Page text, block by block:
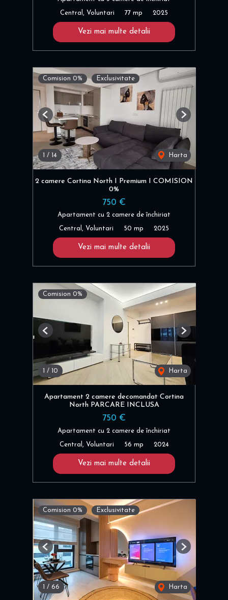
Central, Voluntari 77 mp 2025
Vezi mai multe detalii
Comision 0% Exclusivitate
1 / 14 Harta
Previous Next
2 camere Cortina North I Premium I COMISION
0%
750 €
Apartament cu 2 camere de închiriat
Central, Voluntari 50 mp 2025
Vezi mai multe detalii
Comision 0%
/ 10 Harta
Previous Next
Apartament 2 camere decomandat Cortina
North PARCARE INCLUSA
750 €
Apartament cu 2 camere de închiriat
Central, Voluntari 56 mp 2024
Vezi mai multe detalii
Comision 0% Exclusivitate
/ 66 Harta
Previous Next